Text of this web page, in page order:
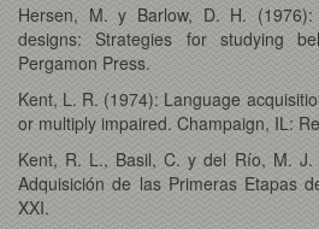
Hersen, M. y Barlow, D. H. (1976):
designs: Strategies for studying
Pergamon Press.
Kent, L. R. (1974): Language
or multiply impaired. Champaign, IL:
Kent, R. L., Basil, C. y del Río, M.
Adquisición de las Primeras Etapas
XXI.